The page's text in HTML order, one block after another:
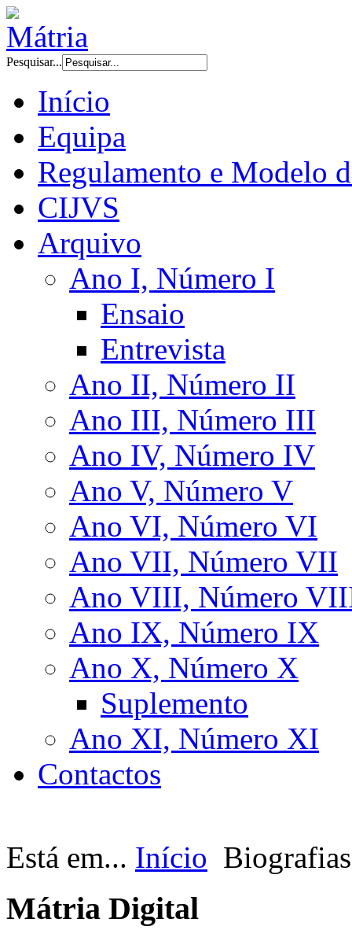
Pesquisar...
Início
Equipa
Regulamento e Modelo
CIJVS
Arquivo
Ano I, Número I
Ensaio
Entrevista
Ano II, Número II
Ano III, Número III
Ano IV, Número IV
Ano V, Número V
Ano VI, Número VI
Ano VII, Número VII
Ano VIII, Número
Ano IX, Número IX
Ano X, Número X
Suplemento
Ano XI, Número XI
Contactos
Está em... Início Biografias
Mátria Digital